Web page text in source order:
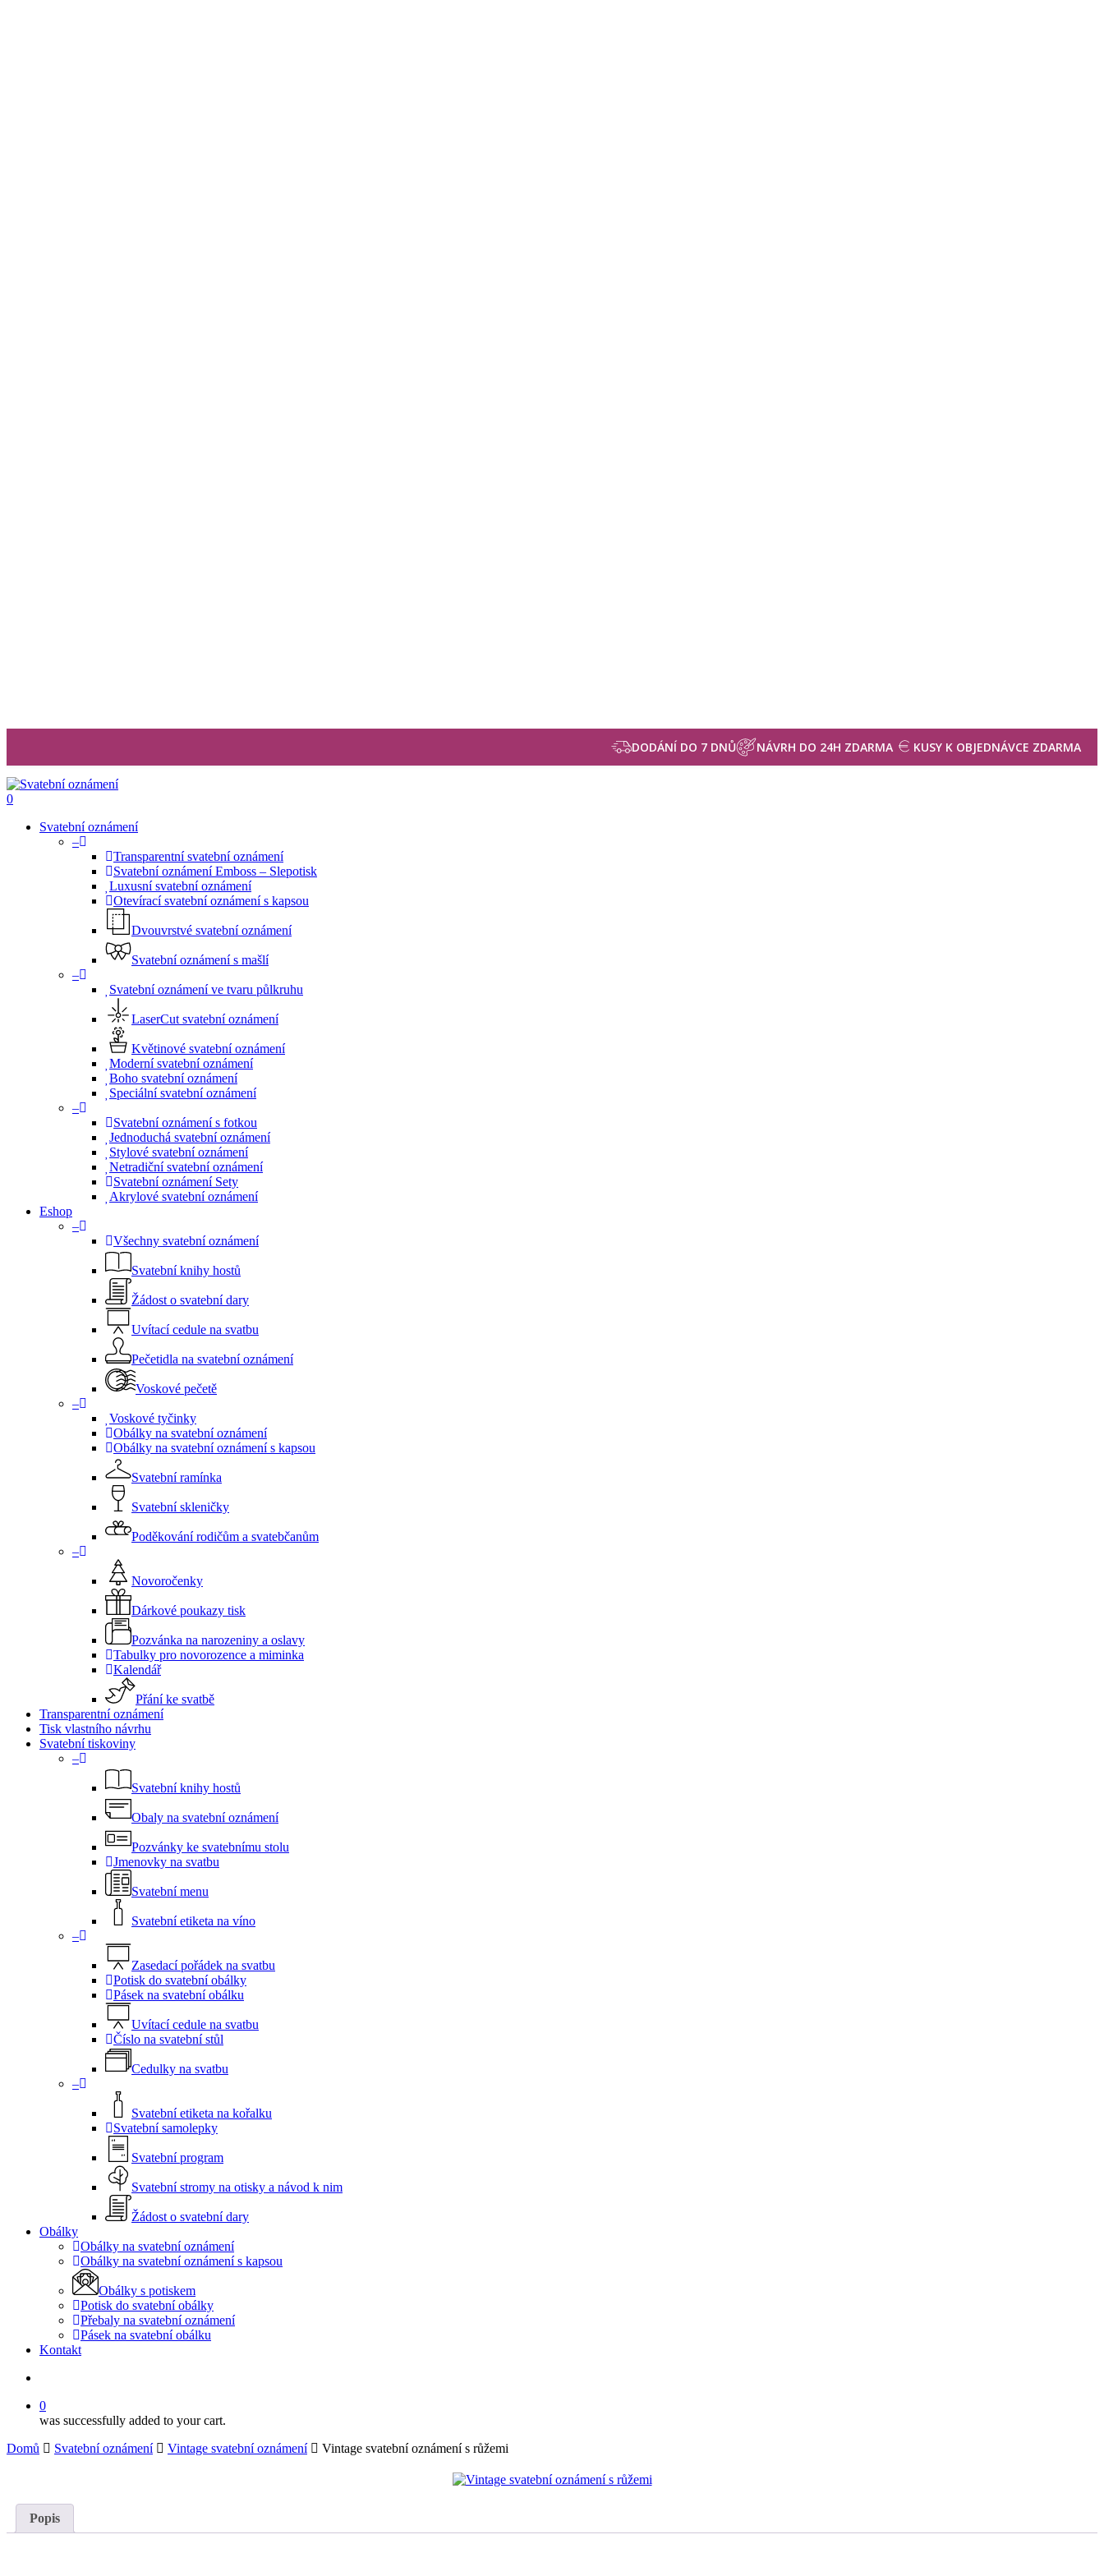
DODÁNÍ DO 7 DNŮ NÁVRH DO 24H ZDARMA KUSY K OBJEDNÁVCE ZDARMA
search
0
Svatební oznámení
–
Transparentní svatební oznámení
Svatební oznámení Emboss – Slepotisk
Luxusní svatební oznámení
Otevírací svatební oznámení s kapsou
Dvouvrstvé svatební oznámení
Svatební oznámení s mašlí
–
Svatební oznámení ve tvaru půlkruhu
LaserCut svatební oznámení
Květinové svatební oznámení
Moderní svatební oznámení
Boho svatební oznámení
Speciální svatební oznámení
–
Svatební oznámení s fotkou
Jednoduchá svatební oznámení
Stylové svatební oznámení
Netradiční svatební oznámení
Svatební oznámení Sety
Akrylové svatební oznámení
Eshop
–
Všechny svatební oznámení
Svatební knihy hostů
Žádost o svatební dary
Uvítací cedule na svatbu
Pečetidla na svatební oznámení
Voskové pečetě
–
Voskové tyčinky
Obálky na svatební oznámení
Obálky na svatební oznámení s kapsou
Svatební ramínka
Svatební skleničky
Poděkování rodičům a svatebčanům
–
Novoročenky
Dárkové poukazy tisk
Pozvánka na narozeniny a oslavy
Tabulky pro novorozence a miminka
Kalendář
Přání ke svatbě
Transparentní oznámení
Tisk vlastního návrhu
Svatební tiskoviny
–
Svatební knihy hostů
Obaly na svatební oznámení
Pozvánky ke svatebnímu stolu
Jmenovky na svatbu
Svatební menu
Svatební etiketa na víno
–
Zasedací pořádek na svatbu
Potisk do svatební obálky
Pásek na svatební obálku
Uvítací cedule na svatbu
Číslo na svatební stůl
Cedulky na svatbu
–
Svatební etiketa na kořalku
Svatební samolepky
Svatební program
Svatební stromy na otisky a návod k nim
Žádost o svatební dary
Obálky
Obálky na svatební oznámení
Obálky na svatební oznámení s kapsou
Obálky s potiskem
Potisk do svatební obálky
Přebaly na svatební oznámení
Pásek na svatební obálku
Kontakt
0
was successfully added to your cart.
Domů
Svatební oznámení Vintage svatební oznámení Vintage svatební oznámení s růžemi
Popis